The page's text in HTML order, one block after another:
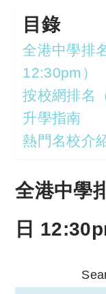
目錄
全港中學排
12:30pm）
按校網排名
升學指南
熱門名校介
全港中學
日